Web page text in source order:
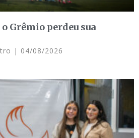
Grêmio perdeu sua
04/08/2026